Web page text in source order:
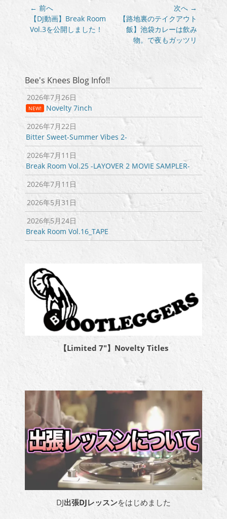
投
稿
ナ
シ
ョ
ン
← 前へ
前
の
【DJ動画】Break Room
Vol.3を公開しました！
次へ →
【路地裏のテイクアウト
飯】池袋カレーは飲み
物。で夜もガッツリ
Bee's Knees Blog Info!!
2026年7月26日
NEW!
Novelty 7inch
2026年7月22日
Bitter Sweet-Summer Vibes 2-
2026年7月11日
Break Room Vol.25 -LAYOVER 2 MOVIE SAMPLER-
2026年7月11日
2026年5月31日
2026年5月24日
Break Room Vol.16_TAPE
【Limited 7″】Novelty Titles
DJ出張DJレッスンをはじめました